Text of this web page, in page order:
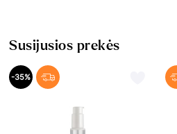
Susijusios prekės
-35%